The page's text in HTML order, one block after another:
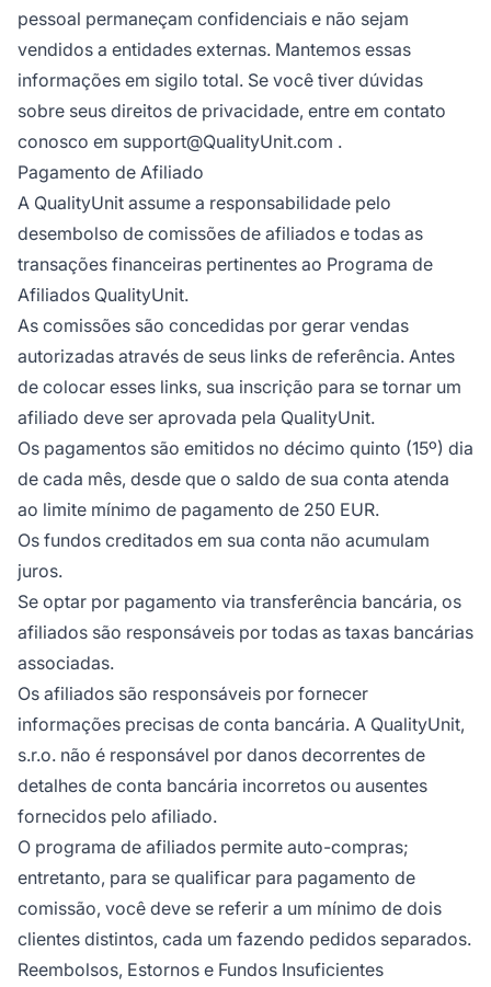
pessoal permaneçam confidenciais e não sejam
vendidos a entidades externas. Mantemos essas
informações em sigilo total. Se você tiver dúvidas
sobre seus direitos de privacidade, entre em contato
conosco em support@QualityUnit.com .
Pagamento de Afiliado
A QualityUnit assume a responsabilidade pelo
desembolso de comissões de afiliados e todas as
transações financeiras pertinentes ao Programa de
Afiliados QualityUnit.
As comissões são concedidas por gerar vendas
autorizadas através de seus links de referência. Antes
de colocar esses links, sua inscrição para se tornar um
afiliado deve ser aprovada pela QualityUnit.
Os pagamentos são emitidos no décimo quinto (15º) dia
de cada mês, desde que o saldo de sua conta atenda
ao limite mínimo de pagamento de 250 EUR.
Os fundos creditados em sua conta não acumulam
juros.
Se optar por pagamento via transferência bancária, os
afiliados são responsáveis por todas as taxas bancárias
associadas.
Os afiliados são responsáveis por fornecer
informações precisas de conta bancária. A QualityUnit,
s.r.o. não é responsável por danos decorrentes de
detalhes de conta bancária incorretos ou ausentes
fornecidos pelo afiliado.
O programa de afiliados permite auto-compras;
entretanto, para se qualificar para pagamento de
comissão, você deve se referir a um mínimo de dois
clientes distintos, cada um fazendo pedidos separados.
Reembolsos, Estornos e Fundos Insuficientes